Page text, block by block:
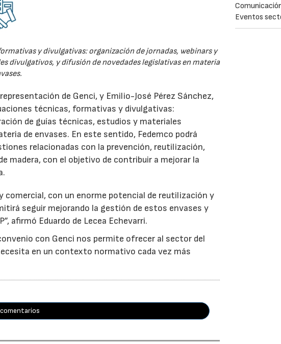
y divulgativas: organización de jornadas, webinars y
divulgativos, y difusión de novedades legislativas en materia
de Genci, y Emilio-José Pérez Sánchez,
técnicas, formativas y divulgativas:
de guías técnicas, estudios y materiales
de envases. En este sentido, Fedemco podrá
relacionadas con la prevención, reutilización,
madera, con el objetivo de contribuir a mejorar la
comercial, con un enorme potencial de reutilización y
seguir mejorando la gestión de estos envases y
afirmó Eduardo de Lecea Echevarri.
con Genci nos permite ofrecer al sector del
en un contexto normativo cada vez más
Eventos